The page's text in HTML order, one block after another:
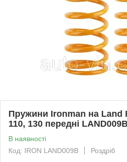
Пружини Ironman на Land
110, 130 передні
В наявності
Код: IRON LAND009B
Роздріб